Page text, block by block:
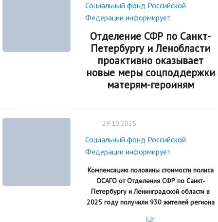
Социальный фонд Российской
Федерации информирует
Отделение СФР по Санкт-
Петербургу и Ленобласти
проактивно оказывает
новые меры соцподдержки
матерям-героиням
29.10.2025
Социальный фонд Российской
Федерации информирует
Компенсацию половины стоимости полиса
ОСАГО от Отделения СФР по Санкт-
Петербургу и Ленинградской области в
2025 году получили 930 жителей региона